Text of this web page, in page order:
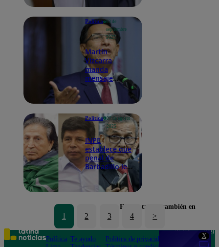
X
Política
03 de
septiembre
2025
Martín
Vizcarra
manda
mensaje
desde prisión
y confirma
cuándo
dejará el
penal de
Barbadillo
Política
27 de agosto
2025
INPE
establece que
penal de
Barbadillo le
corresponde
a los
expresidentes
1 2 3 4 >
Encuéntranos también en
Política Te ayudo
Política de privacidad
Teléfono: 219